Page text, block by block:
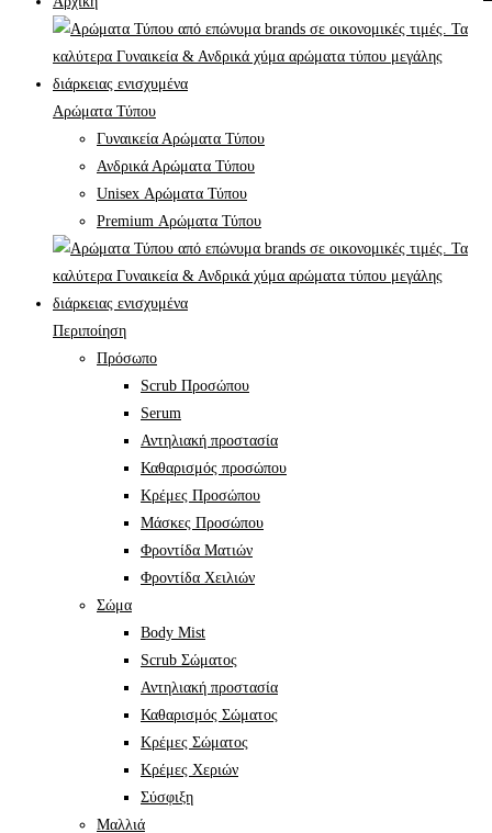
Αρώματα Τύπου
Γυναικεία Αρώματα Τύπου
Ανδρικά Αρώματα Τύπου
Unisex Αρώματα Τύπου
Premium Αρώματα Τύπου
Περιποίηση
Πρόσωπο
Scrub Προσώπου
Serum
Αντηλιακή προστασία
Καθαρισμός προσώπου
Κρέμες Προσώπου
Μάσκες Προσώπου
Φροντίδα Ματιών
Φροντίδα Χειλιών
Σώμα
Body Mist
Scrub Σώματος
Αντηλιακή προστασία
Καθαρισμός Σώματος
Κρέμες Σώματος
Κρέμες Χεριών
Σύσφιξη
Mαλλιά